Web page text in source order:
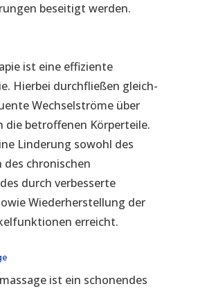
beseitigt werden.
ist eine effiziente
Hierbei durchfließen gleich-
Wechselströme über
die betroffenen Körperteile.
Linderung sowohl des
des chronischen
durch verbesserte
Wiederherstellung der
erreicht.
ist ein schonendes